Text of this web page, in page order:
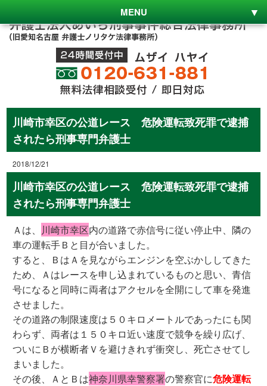
MENU
川崎市幸区の公道レース 危険運転致死罪で逮捕
されたら刑事専門弁護士
2018/12/21
川崎市幸区の公道レース 危険運転致死罪で逮捕
されたら刑事専門弁護士
Ａは、 川崎市幸区内の道路で赤信号に従い停止中、隣の
車の運転手Ｂと目が合いました。
すると、ＢはＡを見ながらエンジンを空ぶかししてきた
ため、Ａはレースを申し込まれているものと思い、青信
号になると同時に両者はアクセルを全開にして車を発進
させました。
その道路の制限速度は５０キロメートルであったにも関
わらず、両者は１５０キロ近い速度で競争を繰り広げ、
ついにＢが横断者Ｖを避けきれず衝突し、死亡させてし
まいました。
その後、ＡとＢは神奈川県幸警察署の警察官に危険運転